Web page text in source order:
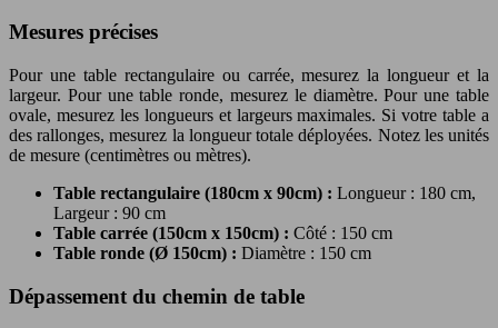
Mesures précises
Pour une table rectangulaire ou carrée, mesurez la longueur et la
largeur. Pour une table ronde, mesurez le diamètre. Pour une table
ovale, mesurez les longueurs et largeurs maximales. Si votre table a
des rallonges, mesurez la longueur totale déployées. Notez les unités
de mesure (centimètres ou mètres).
Table rectangulaire (180cm x 90cm) : Longueur : 180 cm,
Largeur : 90 cm
Table carrée (150cm x 150cm) : Côté : 150 cm
Table ronde (Ø 150cm) : Diamètre : 150 cm
Dépassement du chemin de table